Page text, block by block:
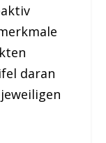
daran